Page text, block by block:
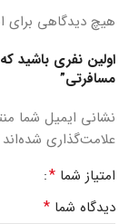
هیچ دیدگاهی
اولین نفری باشید
مسافرتی”
نشانی ایمیل شما
علامت‌گذاری شده‌اند
امتیاز شما *
دیدگاه شما *